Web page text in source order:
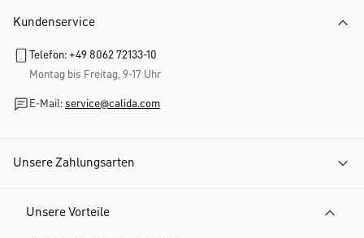
Kundenservice
Telefon: +49 8062 72133-10
Montag bis Freitag, 9-17 Uhr
E-Mail: service@calida.com
Unsere Zahlungsarten
Unsere Vorteile